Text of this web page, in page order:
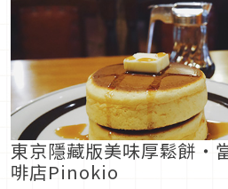
東京隱藏版美味厚鬆餅・
啡店Pinokio